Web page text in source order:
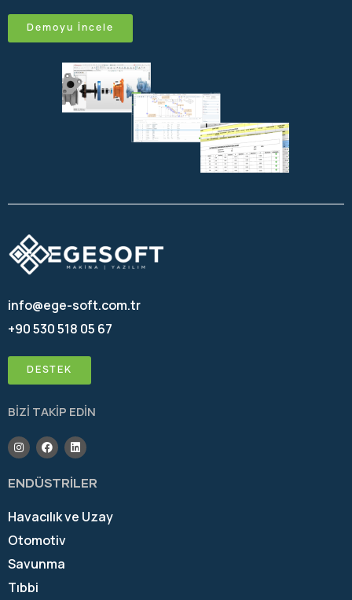
Demoyu İncele
info@ege-soft.com.tr
+90 530 518 05 67
DESTEK
BİZİ TAKİP EDİN
ENDÜSTRİLER
Havacılık ve Uzay
Otomotiv
Savunma
Tıbbi